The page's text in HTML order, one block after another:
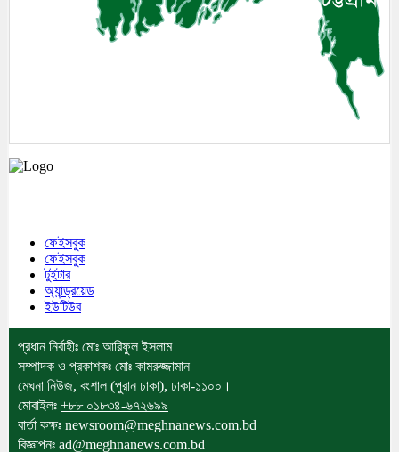
ফেইসবুক
ফেইসবুক
টুইটার
অ্যান্ড্রয়েড
ইউটিউব
প্রধান নির্বাহীঃ মোঃ আরিফুল ইসলাম
সম্পাদক ও প্রকাশকঃ মোঃ কামরুজ্জামান
মেঘনা নিউজ, বংশাল (পুরান ঢাকা), ঢাকা-১১০০।
মোবাইলঃ +৮৮ ০১৮৩৪-৬৭২৬৯৯
বার্তা কক্ষঃ newsroom@meghnanews.com.bd
বিজ্ঞাপনঃ ad@meghnanews.com.bd